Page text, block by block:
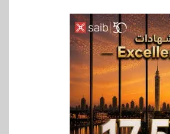
سوق وصلة
vivo تعيد تعريف مفهوم الفئة
المتوسطة مع إطلاق Y500
بمواصفات استثنائية
بنوك رياضة